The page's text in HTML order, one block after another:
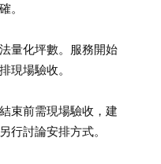
。
量化坪數。服務開始
現場驗收。
束前需現場驗收，建
行討論安排方式。